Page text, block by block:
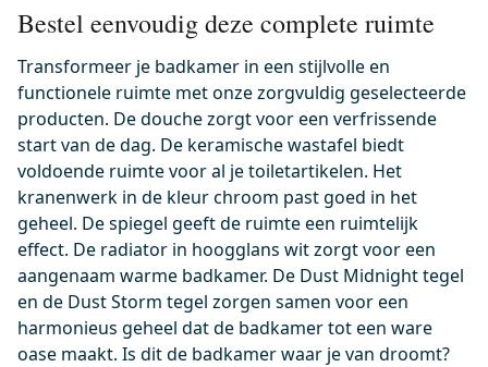
55.003.571
Radius Wastafelkraan Opbouw
| Chroom | Eéngreeps
mengkraan
Dinsdag in huis
0,-
99.000.404
Afvoerplug Afsluitbaar Chroom
Rond
Bestel eenvoudig deze complete ruimte
Transformeer je badkamer in een stijlvolle en
functionele ruimte met onze zorgvuldig geselecteerde
producten. De douche zorgt voor een verfrissende
start van de dag. De keramische wastafel biedt
voldoende ruimte voor al je toiletartikelen. Het
kranenwerk in de kleur chroom past goed in het
geheel. De spiegel geeft de ruimte een ruimtelijk
effect. De radiator in hoogglans wit zorgt voor een
aangenaam warme badkamer. De Dust Midnight tegel
en de Dust Storm tegel zorgen samen voor een
harmonieus geheel dat de badkamer tot een ware
oase maakt. Is dit de badkamer waar je van droomt?